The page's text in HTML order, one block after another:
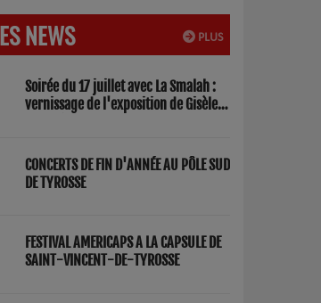
PLUS
NEWS
Soirée du 17 juillet avec La Smalah :
vernissage de l'exposition de Gisèle
CONCERTS DE FIN D'ANNÉE AU PÔLE SUD
DE TYROSSE
FESTIVAL AMERICAPS A LA CAPSULE DE
SAINT-VINCENT-DE-TYROSSE